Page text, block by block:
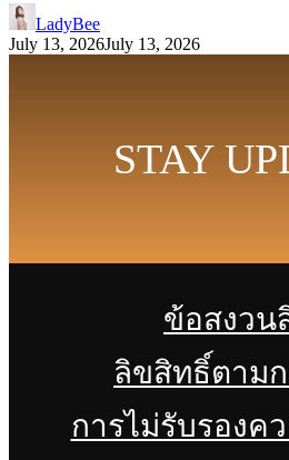
LadyBee
July 13, 2026July 13, 2026
STAY
ข้อสงวน
ลิขสิทธิ์ตาม
การไม่รับรองค